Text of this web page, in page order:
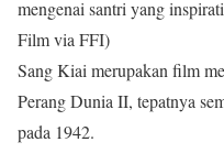
mengenai santri yang
Film via FFI)
Sang Kiai merupakan film
Perang Dunia II, tepatnya
pada 1942.